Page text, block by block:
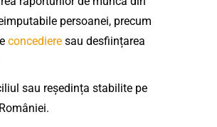
persoanei, precum
concediere sau desființarea
sau reședința stabilite pe